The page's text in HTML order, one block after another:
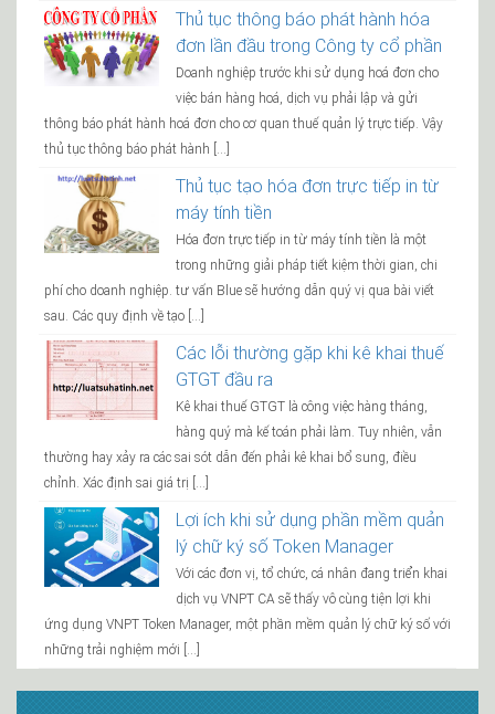
Thủ tục thông báo phát hành hóa
đơn lần đầu trong Công ty cổ phần
Doanh nghiệp trước khi sử dụng hoá đơn cho
việc bán hàng hoá, dịch vụ phải lập và gửi
thông báo phát hành hoá đơn cho cơ quan thuế quản lý trực tiếp. Vậy
thủ tục thông báo phát hành […]
Thủ tục tạo hóa đơn trực tiếp in từ
máy tính tiền
Hóa đơn trực tiếp in từ máy tính tiền là một
trong những giải pháp tiết kiệm thời gian, chi
phí cho doanh nghiệp. tư vấn Blue sẽ hướng dẫn quý vị qua bài viết
sau. Các quy định về tạo […]
Các lỗi thường gặp khi kê khai thuế
GTGT đầu ra
Kê khai thuế GTGT là công việc hàng tháng,
hàng quý mà kế toán phải làm. Tuy nhiên, vẫn
thường hay xảy ra các sai sót dẫn đến phải kê khai bổ sung, điều
chỉnh. Xác định sai giá trị […]
Lợi ích khi sử dụng phần mềm quản
lý chữ ký số Token Manager
Với các đơn vị, tổ chức, cá nhân đang triển khai
dịch vụ VNPT CA sẽ thấy vô cùng tiện lợi khi
ứng dụng VNPT Token Manager, một phần mềm quản lý chữ ký số với
những trải nghiệm mới […]